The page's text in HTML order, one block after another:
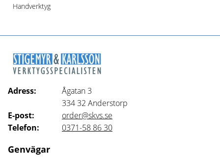
Handverktyg
Adress:
Ågatan 3
334 32 Anderstorp
E-post:
order@skvs.se
Telefon:
0371-58 86 30
Genvägar